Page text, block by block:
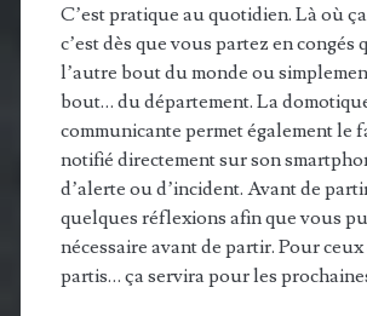
C’est pratique au quotidien. Là où
c’est dès que vous partez en congés
l’autre bout du monde ou
bout… du département. La
communicante permet également le
notifié directement sur son
d’alerte ou d’incident. Avant de
quelques réflexions afin que vous
nécessaire avant de partir. Pour
partis… ça servira pour les